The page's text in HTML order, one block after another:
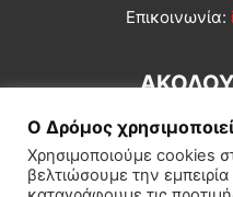
Επικοινωνία:
Ο Δρόμος
Χρησιμοποιούμε cookies
βελτιώσουμε την